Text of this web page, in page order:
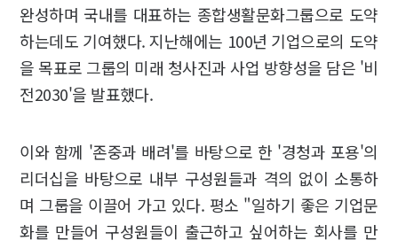
완성하며 국내를 대표하는 종합생활문화그룹으로 도약
하는데도 기여했다. 지난해에는 100년 기업으로의 도약
을 목표로 그룹의 미래 청사진과 사업 방향성을 담은 '비
전2030'을 발표했다.
이와 함께 '존중과 배려'를 바탕으로 한 '경청과 포용'의
리더십을 바탕으로 내부 구성원들과 격의 없이 소통하
며 그룹을 이끌어 가고 있다. 평소 "일하기 좋은 기업문
화를 만들어 구성원들이 출근하고 싶어하는 회사를 만